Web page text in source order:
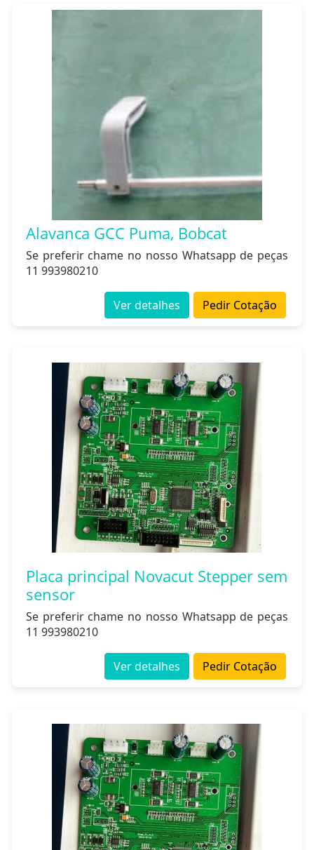
Alavanca GCC Puma, Bobcat
Se preferir chame no nosso Whatsapp de peças
11 993980210
Pedir Cotação
Ver detalhes
Placa principal Novacut Stepper sem
sensor
Se preferir chame no nosso Whatsapp de peças
11 993980210
Pedir Cotação
Ver detalhes